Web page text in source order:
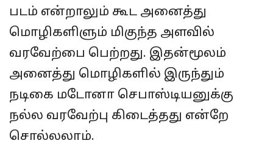
படம் என்றாலும் கூட அனைத்து
மொழிகளிளும் மிகுந்த அளவில்
வரவேற்பை பெற்றது. இதன்மூலம்
அனைத்து மொழிகளில் இருந்தும்
நடிகை மடோனா செபாஸ்டியனுக்கு
நல்ல வரவேற்பு கிடைத்தது என்றே
சொல்லலாம்.